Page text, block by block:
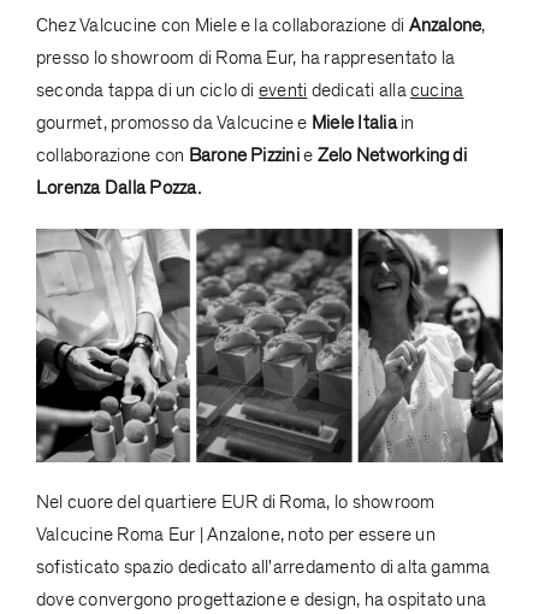
Chez Valcucine con Miele e la collaborazione di Anzalone,
presso lo showroom di Roma Eur, ha rappresentato la
seconda tappa di un ciclo di eventi dedicati allacucina
gourmet, promosso da Valcucine e Miele Italiain
collaborazione con Barone Pizzinie Zelo Networking di
Lorenza Dalla Pozza.
Nel cuore del quartiere EUR di Roma, lo showroom
Valcucine Roma Eur | Anzalone, noto per essere un
sofisticato spazio dedicato all'arredamento di alta gamma
dove convergono progettazione e design, ha ospitato una